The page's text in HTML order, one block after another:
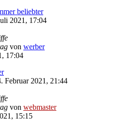
beliebter
2021, 17:04
von werber
17:04
Februar 2021, 21:44
von webmaster
15:15